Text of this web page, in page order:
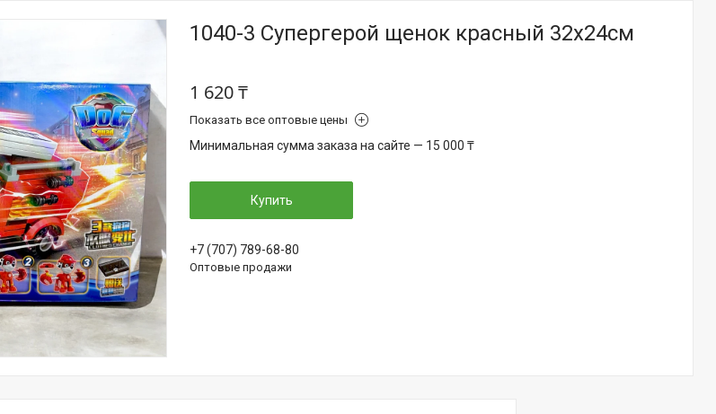
1040-3 Супергерой щенок красный 32х24см
1 620 ₸
Показать все оптовые цены
Минимальная сумма заказа на сайте — 15 000 ₸
Купить
+7 (707) 789-68-80
Оптовые продажи